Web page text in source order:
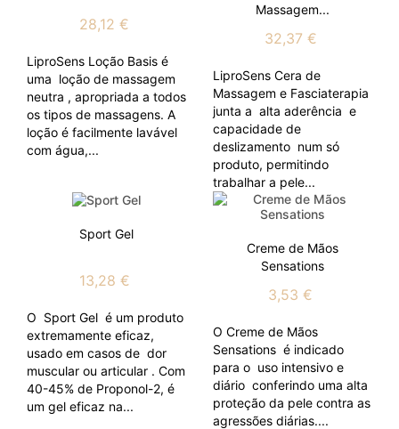
28,12 €
LiproSens Loção Basis é
uma loção de massagem
neutra , apropriada a todos
os tipos de massagens. A
loção é facilmente lavável
com água,...
Massagem...
32,37 €
LiproSens Cera de
Massagem e Fasciaterapia
junta a alta aderência e
capacidade de
deslizamento num só
produto, permitindo
trabalhar a pele...
Sport Gel
13,28 €
O Sport Gel é um produto
extremamente eficaz,
usado em casos de dor
muscular ou articular . Com
40-45% de Proponol-2, é
um gel eficaz na...
Creme de Mãos
Sensations
3,53 €
O Creme de Mãos
Sensations é indicado
para o uso intensivo e
diário conferindo uma alta
proteção da pele contra as
agressões diárias....